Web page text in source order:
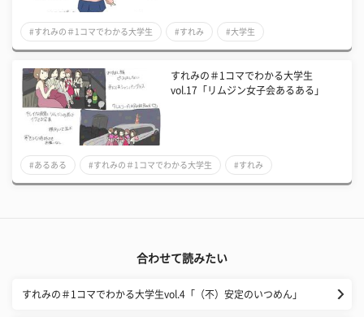
#すれみの＃1コマでわかる大学生 #すれみ #大学生
すれみの＃1コマでわかる大学生
vol.17「リムジン女子会あるある」
#あるある #すれみの＃1コマでわかる大学生 #すれみ
合わせて読みたい
すれみの＃1コマでわかる大学生vol.4「（不）安定のいつめん」